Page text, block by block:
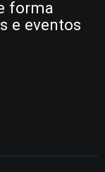
forma
e eventos